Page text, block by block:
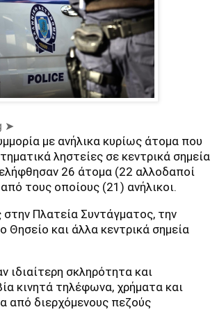
➤
με ανήλικα κυρίως άτομα που
ληστείες σε κεντρικά σημεία
26 άτομα (22 αλλοδαποί
τους οποίους (21) ανήλικοι.
Πλατεία Συντάγματος, την
Θησείο και άλλα κεντρικά σημεία
ιδιαίτερη σκληρότητα και
κινητά τηλέφωνα, χρήματα και
από διερχόμενους πεζούς